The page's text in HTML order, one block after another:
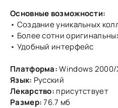
Основные возможности:
• Создание уникальных
• Более сотни
• Удобный интерфейс
Платформа:Windows
Язык: Русский
Лекарство: присутствует
Размер:76.7 мб